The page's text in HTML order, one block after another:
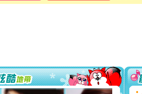
卖了。水
你太多，
要平安
[圣诞节]